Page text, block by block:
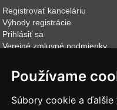
Používame
Súbory cookie a
Registrovať kanceláriu
Výhody registrácie
Prihlásiť sa
Verejné zmluvné podmienky
VOP
FAQ
Rýchle vyhľadávanie